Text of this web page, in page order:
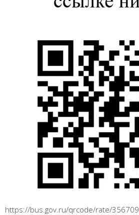
https://bus.gov.ru/qrcode/rate/356709